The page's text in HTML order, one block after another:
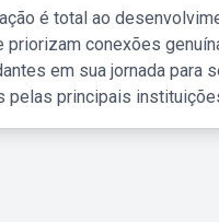
é total ao
conexões
em sua jornada para
pelas principais